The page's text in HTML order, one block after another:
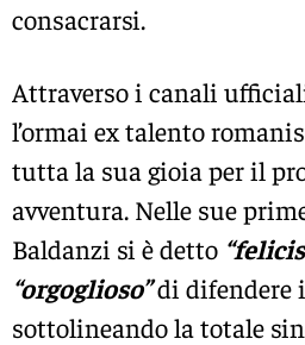
consacrarsi.
Attraverso i canali
l’ormai ex talento
tutta la sua gioia per il
avventura. Nelle sue
Baldanzi si è detto
“orgoglioso”di difendere
sottolineando la totale